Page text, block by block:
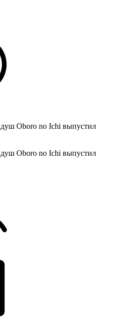
Oboro no Ichi выпустил
Oboro no Ichi выпустил